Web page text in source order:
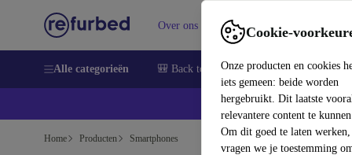
Cookie-
Onze producten en cookies
iets gemeen: beide worden
hergebruikt. Dit laatste
relevantere content te
Om dit goed te laten werken,
vragen we je toestemming
Over ons Verkopen Support
Alle categorieën 🎒 Back to school Smartphones
Home Producten Smartphones